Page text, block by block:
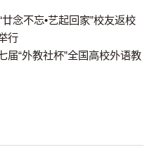
念不忘•艺起回家”校友返校
行
届“外教社杯”全国高校外语教